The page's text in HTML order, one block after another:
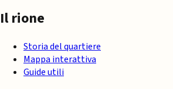
Il rione
Storia del quartiere
Mappa interattiva
Guide utili